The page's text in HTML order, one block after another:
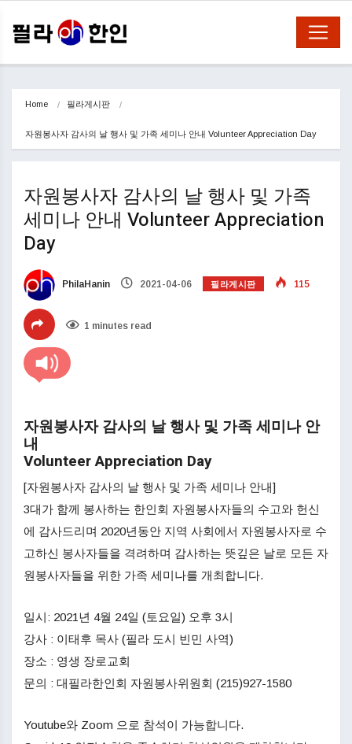
Home 필라게시판
자원봉사자 감사의 날 행사 및 가족 세미나 안내 Volunteer Appreciation Day
자원봉사자 감사의 날 행사 및 가족
세미나 안내 Volunteer Appreciation
Day
PhilaHanin 2021-04-06 필라게시판 115
1 minutes read
자원봉사자 감사의 날 행사 및 가족 세미나 안
내
Volunteer Appreciation Day
[자원봉사자 감사의 날 행사 및 가족 세미나 안내]
3대가 함께 봉사하는 한인회 자원봉사자들의 수고와 헌신
에 감사드리며 2020년동안 지역 사회에서 자원봉사자로 수
고하신 봉사자들을 격려하며 감사하는 뜻깊은 날로 모든 자
원봉사자들을 위한 가족 세미나를 개최합니다.
일시: 2021년 4월 24일 (토요일) 오후 3시
강사 : 이태후 목사 (필라 도시 빈민 사역)
장소 : 영생 장로교회
문의 : 대필라한인회 자원봉사위원회 (215)927-1580
Youtube와 Zoom 으로 참석이 가능합니다.